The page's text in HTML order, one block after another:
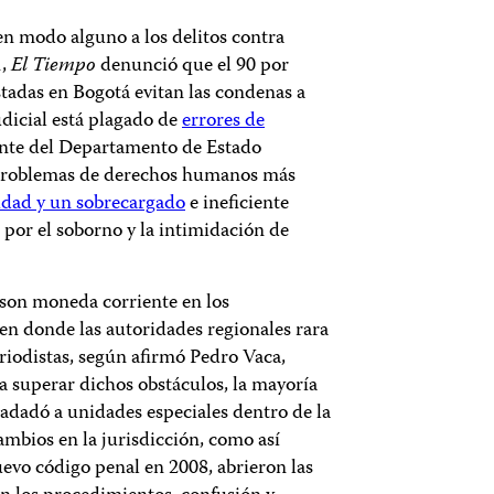
modo alguno a los delitos contra
El Tiempodenunció que el 90 por
en Bogotá evitan las condenas a
está plagado deerrores de
del Departamento de Estado
de derechos humanos más
y un sobrecargadoe ineficiente
el soborno y la intimidación de
moneda corriente en los
donde las autoridades regionales rara
según afirmó Pedro Vaca,
dichos obstáculos, la mayoría
a unidades especiales dentro de la
en la jurisdicción, como así
código penal en 2008, abrieron las